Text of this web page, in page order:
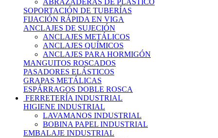
ABRAZADERAS DE PLÁSTICO
SOPORTACIÓN DE TUBERÍAS
FIJACIÓN RÁPIDA EN VIGA
ANCLAJES DE SUJECIÓN
ANCLAJES METÁLICOS
ANCLAJES QUÍMICOS
ANCLAJES PARA HORMIGÓN
MANGUITOS ROSCADOS
PASADORES ELÁSTICOS
GRAPAS METÁLICAS
ESPÁRRAGOS DOBLE ROSCA
FERRETERÍA INDUSTRIAL
HIGIENE INDUSTRIAL
LAVAMANOS INDUSTRIAL
BOBINA PAPEL INDUSTRIAL
EMBALAJE INDUSTRIAL